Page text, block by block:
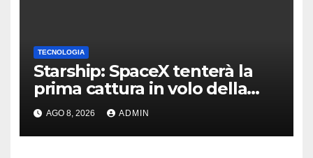
TECNOLOGIA
Starship: SpaceX tenterà la
prima cattura in volo della
navetta
AGO 8, 2026 ADMIN